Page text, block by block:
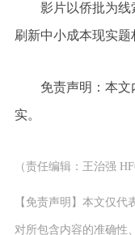
影片以侨批为
刷新中小成本现实题
免责声明：本
实。
（责任编辑：王治强
【免责声明】本文仅
对所包含内容的准确性